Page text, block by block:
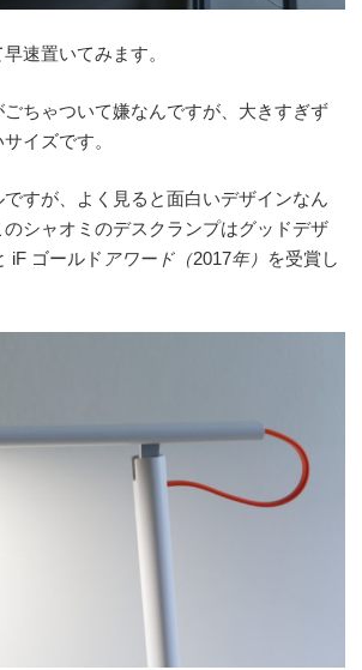
速置いてみます。
ちゃついて嫌なんですが、大きすぎず
イズです。
すが、よく見ると面白いデザインなん
シャオミのデスクランプはグッドデザ
iF ゴールド アワード（2017年）
を受賞し